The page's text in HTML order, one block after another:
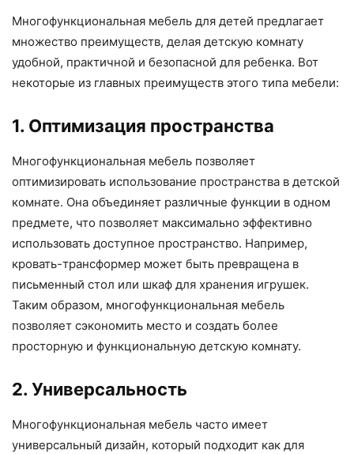
Многофункциональная мебель для детей предлагает
множество преимуществ, делая детскую комнату
удобной, практичной и безопасной для ребенка. Вот
некоторые из главных преимуществ этого типа мебели:
1. Оптимизация пространства
Многофункциональная мебель позволяет
оптимизировать использование пространства в детской
комнате. Она объединяет различные функции в одном
предмете, что позволяет максимально эффективно
использовать доступное пространство. Например,
кровать-трансформер может быть превращена в
письменный стол или шкаф для хранения игрушек.
Таким образом, многофункциональная мебель
позволяет сэкономить место и создать более
просторную и функциональную детскую комнату.
2. Универсальность
Многофункциональная мебель часто имеет
универсальный дизайн, который подходит как для